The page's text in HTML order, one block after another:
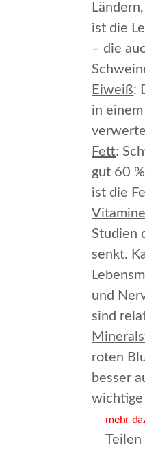
ist die
– die
Eiweiß:
in
Fett:
gut 60
ist die
Vitamine
Studien
senkt.
und
sind
roten
besser
wichtige
mehr
Teilen